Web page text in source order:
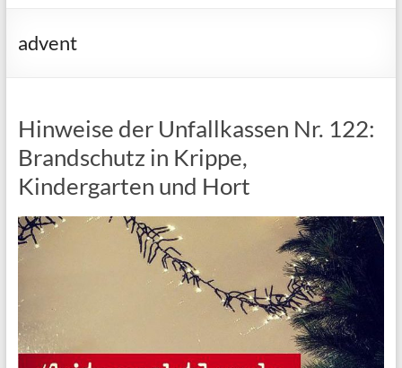
advent
Hinweise der Unfallkassen Nr. 122:
Brandschutz in Krippe,
Kindergarten und Hort